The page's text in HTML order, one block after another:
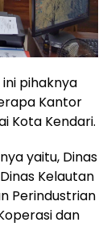
pihaknya
Kantor
Kota Kendari.
yaitu, Dinas
Kelautan
Perindustrian
dan